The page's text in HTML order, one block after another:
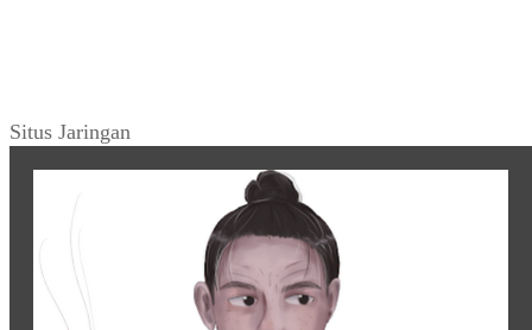
Situs Jaringan